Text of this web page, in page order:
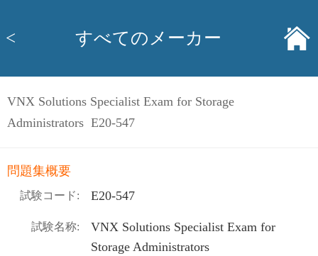
< すべてのメーカー
VNX Solutions Specialist Exam for Storage
Administrators E20-547
問題集概要
試験コード: E20-547
試験名称:
VNX Solutions Specialist Exam for
Storage Administrators